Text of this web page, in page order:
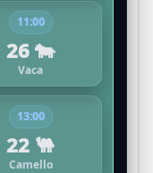
11:00
26 🐄
Vaca
13:00
22 🐫
Camello